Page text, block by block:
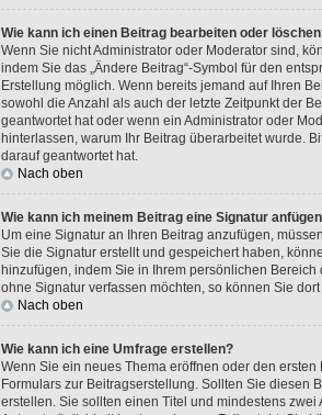
Wie kann ich einen Beitrag bearbeiten oder
Wenn Sie nicht Administrator oder Moderator sind,
indem Sie das „Ändere Beitrag“-Symbol für den
Erstellung möglich. Wenn bereits jemand auf Ihren
sowohl die Anzahl als auch der letzte Zeitpunkt der
geantwortet hat oder wenn ein Administrator oder
hinterlassen, warum Ihr Beitrag überarbeitet wurde.
darauf geantwortet hat.
Nach oben
Wie kann ich meinem Beitrag eine Signatur
Um eine Signatur an Ihren Beitrag anzufügen,
Sie die Signatur erstellt und gespeichert haben,
hinzufügen, indem Sie in Ihrem persönlichen
ohne Signatur verfassen möchten, so können Sie
Nach oben
Wie kann ich eine Umfrage erstellen?
Wenn Sie ein neues Thema eröffnen oder den
Formulars zur Beitragserstellung. Sollten Sie diesen
erstellen. Sie sollten einen Titel und mindestens